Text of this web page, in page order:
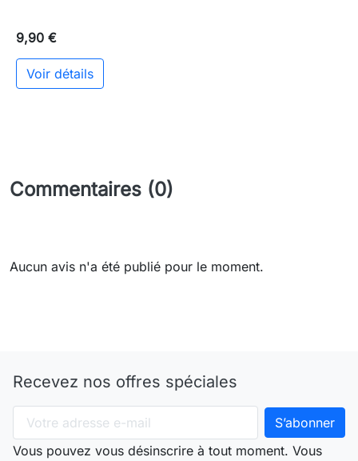
9,90 €
Voir détails
Commentaires (0)
Aucun avis n'a été publié pour le moment.
Recevez nos offres spéciales
Vous pouvez vous désinscrire à tout moment. Vous